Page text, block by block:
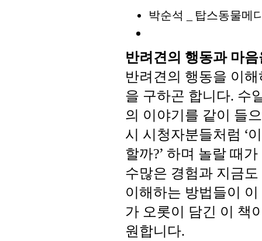
박순석 탑스동물메
반려견의 행동과 마
반려견의 행동을 이
을 구하곤 합니다. 수
의 이야기를 같이 들
시 시청자분들처럼 ‘
할까?’ 하며 놀랄때가
수많은 경험과 지금도
이해하는 방법들이 이
가 오롯이 담긴 이 책
원합니다.